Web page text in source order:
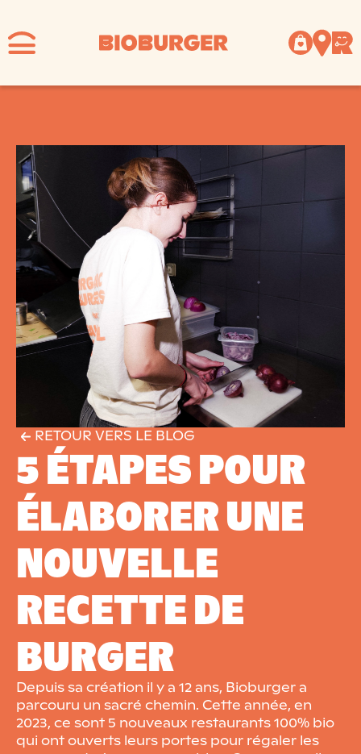
RETOUR VERS LE BLOG
5 ÉTAPES POUR
ÉLABORER UNE
NOUVELLE
RECETTE DE
BURGER
Depuis sa création il y a 12 ans, Bioburger a
parcouru un sacré chemin. Cette année, en
2023, ce sont 5 nouveaux restaurants 100% bio
qui ont ouverts leurs portes pour régaler les